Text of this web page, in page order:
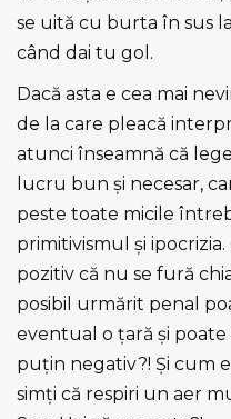
se uită cu burta în sus
când dai tu gol.
Dacă asta e cea mai
de la care pleacă
atunci înseamnă că
lucru bun şi necesar,
peste toate micile
primitivismul şi
pozitiv că nu se fură
posibil urmărit penal
eventual o ţară şi
puţin negativ?! Şi cum
simţi că respiri un aer